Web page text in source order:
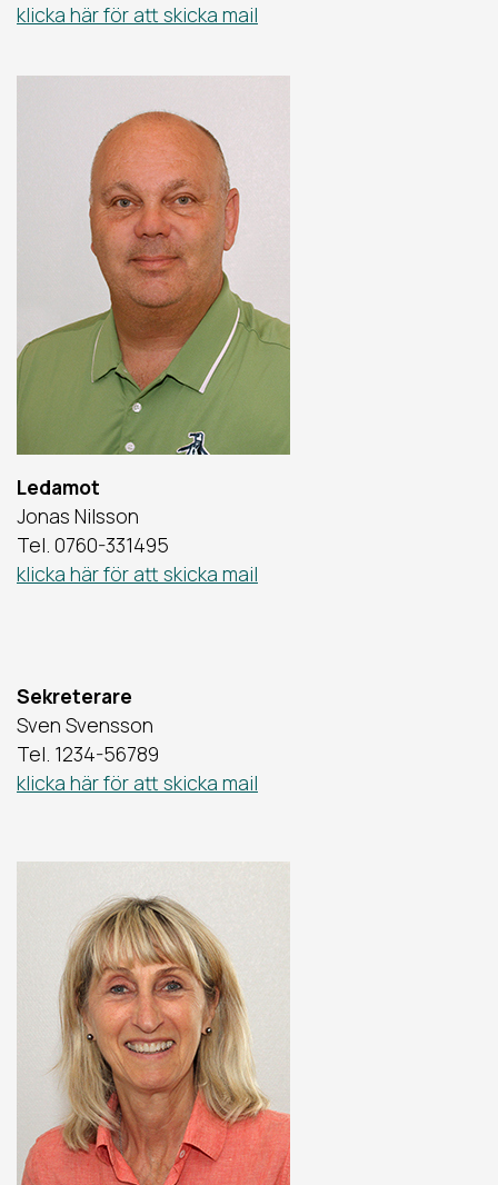
klicka här för att skicka mail
Ledamot
Jonas Nilsson
Tel. 0760-331495
klicka här för att skicka mail
Sekreterare
Sven Svensson
Tel. 1234-56789
klicka här för att skicka mail